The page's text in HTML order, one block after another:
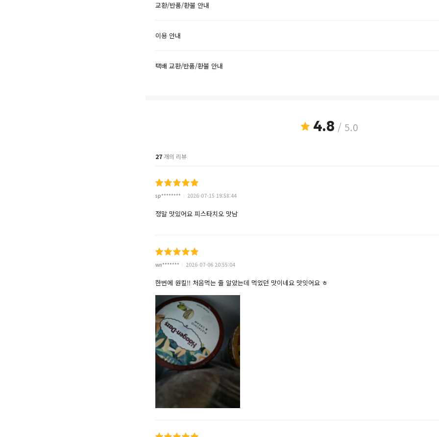
교환/반품/환불 안내
이용 안내
택배 교환/반품/환불 안내
4.8 / 5.0
27개의 리뷰
sp******** 2026-07-15 19:58:44
정말 맛있어요 피스타치오 맛남
wn******* 2026-07-06 20:55:04
한번에 원킬!! 처음먹는 줄 알았는데 먹었던 맛이네요 맛잇어요 ㅎ